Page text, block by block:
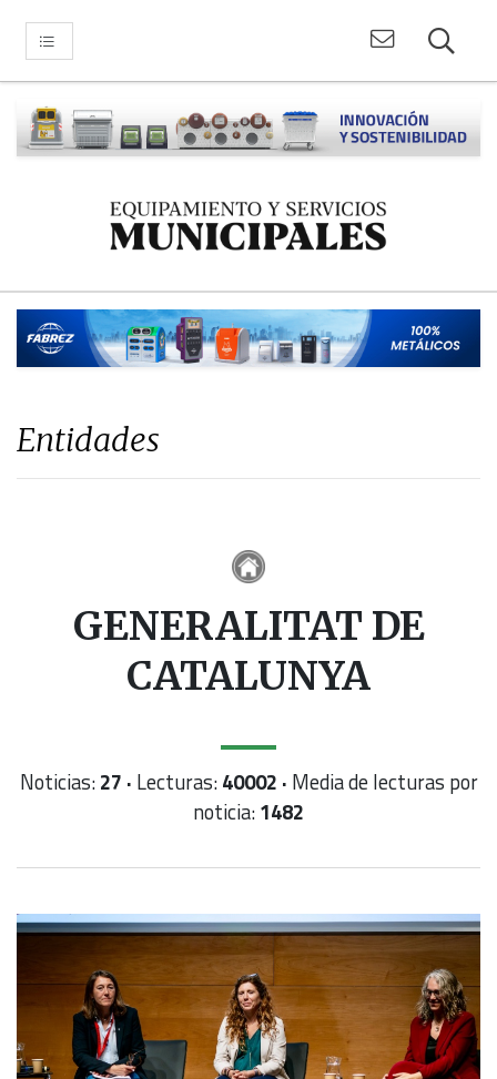
Entidades
GENERALITAT DE
CATALUNYA
Noticias:27 · Lecturas:40002 · Media de lecturas por
noticia:1482